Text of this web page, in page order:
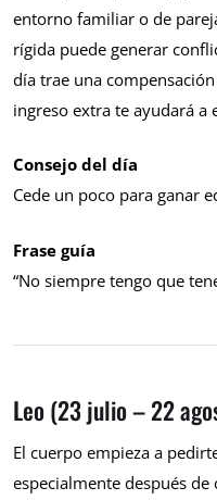
entorno familiar o de
rígida puede generar
día trae una
ingreso extra te ayudará a
Consejo del día
Cede un poco para ganar
Frase guía
“No siempre tengo que
Leo (23 julio – 22
El cuerpo empieza a
especialmente después de